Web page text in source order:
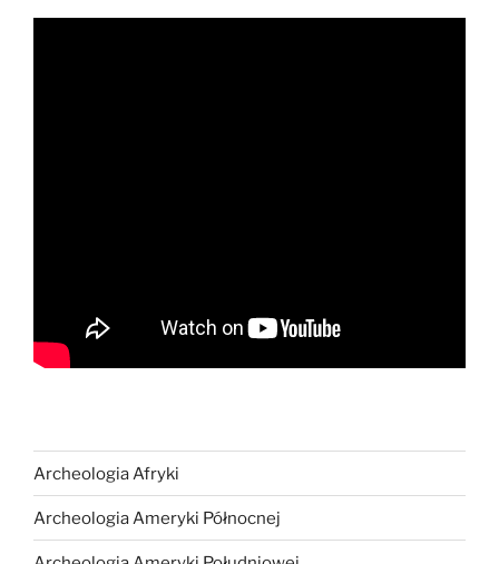
Archeologia Afryki
Archeologia Ameryki Północnej